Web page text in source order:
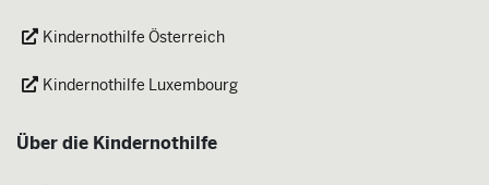
Kindernothilfe Österreich
Kindernothilfe Luxembourg
Über die Kindernothilfe